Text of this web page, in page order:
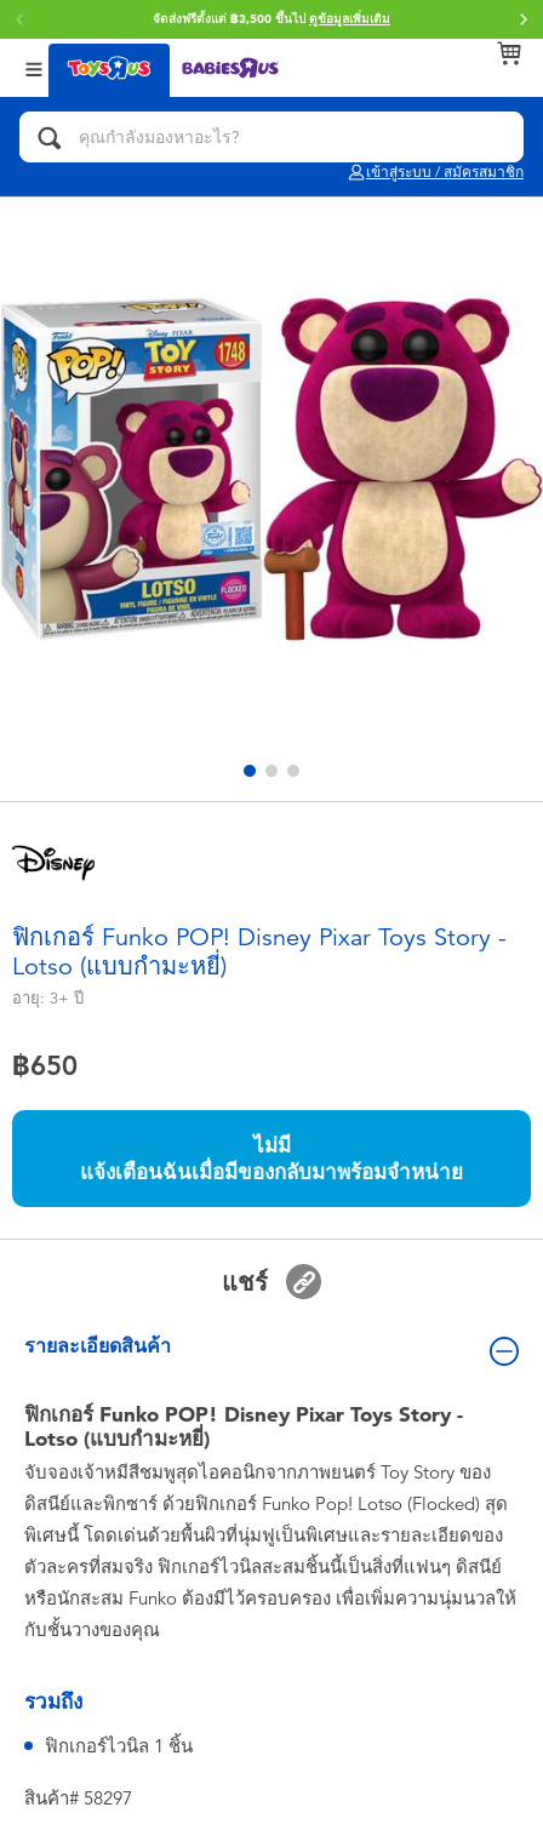
จัดส่งฟรีตั้งแต่ ฿3,500 ขึ้นไป ดูข้อมูลเพิ่มเติม
เข้าสู่ระบบ / สมัครสมาชิก
กลับ
หมวดหมู่
แอคชั่นฟิกเกอร์ และการสวมบทบาทเป็นฮีโร่
รถของเล่น, รถบรรทุกของเล่น, รถไฟของเล่น
และรีโมทบังคับ
กิจกรรมและงานคราฟท์
ตุ๊กตาและของสะสม
อุปกรณ์อิเล็คทรอนิกส์
เกมและพัซเซิล
กิจกรรมกลางแจ้งและกีฬา
ของเล่นนุ่มนิ่ม
ของเล่นสำหรับเด็กทารกและวัยหัดเดิน
แบตเตอรี่
Nintendo Switch
แกดเจ็ต
กลับ
แบรนด์
Toy Story ทอย สตอรี่
LEGOเลโก้
Blokees บล็อคคีส์
Zuru ซูรู
X-Shot
playpop
กลับ
Age
0~2 ปี
8~11 ปี
12~14 ปี
14+ ปี
ฟิกเกอร์ Funko POP! Disney Pixar Toys Story -
Lotso (แบบกำมะหยี่)
อายุ: 3+ ปี
฿650
ไม่มี
แจ้งเตือนฉันเมื่อมีของกลับมาพร้อมจำหน่าย
แชร์
รายละเอียดสินค้า
ฟิกเกอร์ Funko POP! Disney Pixar Toys Story -
Lotso (แบบกำมะหยี่)
จับจองเจ้าหมีสีชมพูสุดไอคอนิกจากภาพยนตร์ Toy Story ของ
ดิสนีย์และพิกซาร์ ด้วยฟิกเกอร์ Funko Pop! Lotso (Flocked) สุด
พิเศษนี้ โดดเด่นด้วยพื้นผิวที่นุ่มฟูเป็นพิเศษและรายละเอียดของ
ตัวละครที่สมจริง ฟิกเกอร์ไวนิลสะสมชิ้นนี้เป็นสิ่งที่แฟนๆ ดิสนีย์
หรือนักสะสม Funko ต้องมีไว้ครอบครอง เพื่อเพิ่มความนุ่มนวลให้
กับชั้นวางของคุณ
รวมถึง
ฟิกเกอร์ไวนิล 1 ชิ้น
สินค้า# 58297